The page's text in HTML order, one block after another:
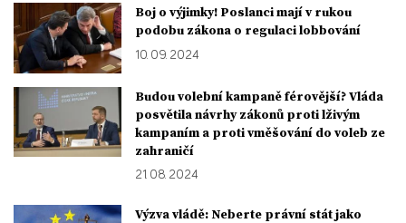
Boj o výjimky! Poslanci mají v rukou
podobu zákona o regulaci lobbování
10. 09. 2024
Budou volební kampaně férovější? Vláda
posvětila návrhy zákonů proti lživým
kampaním a proti vměšování do voleb ze
zahraničí
21. 08. 2024
Výzva vládě: Neberte právní stát jako